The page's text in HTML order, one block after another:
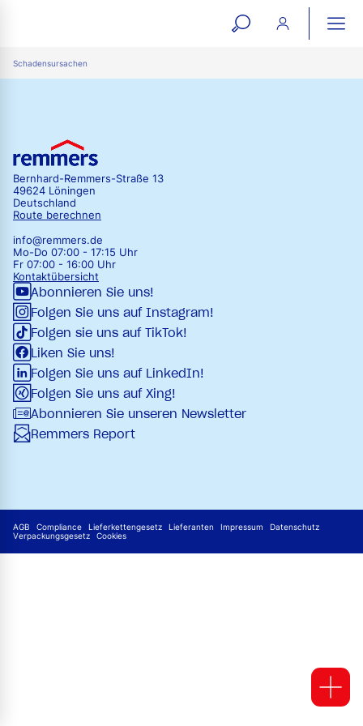
open
Schadensursachen
Bernhard-Remmers-Straße 13
49624 Löningen
Deutschland
Route berechnen
info@remmers.de
Mo-Do 07:00 - 17:15 Uhr
Fr 07:00 - 16:00 Uhr
Kontaktübersicht
Abonnieren Sie uns!
Folgen Sie uns auf Instagram!
Folgen sie uns auf TikTok!
Liken Sie uns!
Folgen Sie uns auf LinkedIn!
Folgen Sie uns auf Xing!
Abonnieren Sie unseren Newsletter
Remmers Report
AGB Compliance Lieferkettengesetz Lieferanten Impressum
Datenschutz
Verpackungsgesetz
Cookies